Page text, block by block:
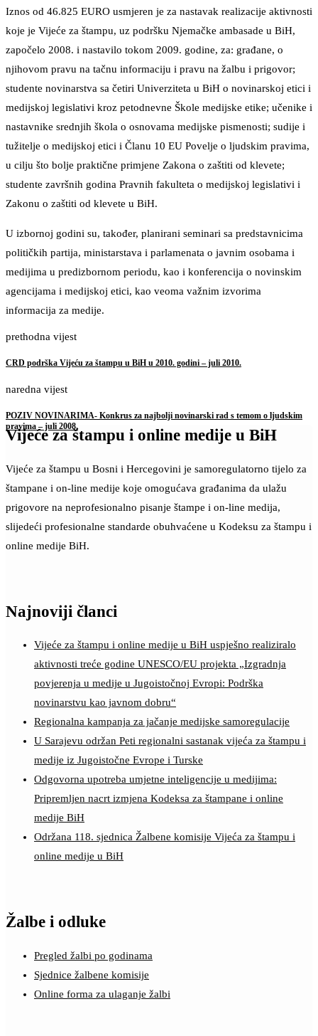
Iznos od 46.825 EURO usmjeren je za nastavak realizacije aktivnosti
koje je Vijeće za štampu, uz podršku Njemačke ambasade u BiH,
započelo 2008. i nastavilo tokom 2009. godine, za: građane, o
njihovom pravu na tačnu informaciju i pravu na žalbu i prigovor;
studente novinarstva sa četiri Univerziteta u BiH o novinarskoj etici i
medijskoj legislativi kroz petodnevne Škole medijske etike; učenike i
nastavnike srednjih škola o osnovama medijske pismenosti; sudije i
tužitelje o medijskoj etici i Članu 10 EU Povelje o ljudskim pravima,
u cilju što bolje praktične primjene Zakona o zaštiti od klevete;
studente završnih godina Pravnih fakulteta o medijskoj legislativi i
Zakonu o zaštiti od klevete u BiH.
U izbornoj godini su, također, planirani seminari sa predstavnicima
političkih partija, ministarstava i parlamenata o javnim osobama i
medijima u predizbornom periodu, kao i konferencija o novinskim
agencijama i medijskoj etici, kao veoma važnim izvorima
informacija za medije.
prethodna vijest
CRD podrška Vijeću za štampu u BiH u 2010. godini – juli 2010.
naredna vijest
POZIV NOVINARIMA- Konkrus za najbolji novinarski rad s temom o ljudskim
pravima – juli 2008.
Vijeće za štampu i online medije u BiH
Vijeće za štampu u Bosni i Hercegovini je samoregulatorno tijelo za
štampane i on-line medije koje omogućava građanima da ulažu
prigovore na neprofesionalno pisanje štampe i on-line medija,
slijedeći profesionalne standarde obuhvaćene u Kodeksu za štampu i
online medije BiH.
Najnoviji članci
Vijeće za štampu i online medije u BiH uspješno realiziralo
aktivnosti treće godine UNESCO/EU projekta „Izgradnja
povjerenja u medije u Jugoistočnoj Evropi: Podrška
novinarstvu kao javnom dobru“
Regionalna kampanja za jačanje medijske samoregulacije
U Sarajevu održan Peti regionalni sastanak vijeća za štampu i
medije iz Jugoistočne Evrope i Turske
Odgovorna upotreba umjetne inteligencije u medijima:
Pripremljen nacrt izmjena Kodeksa za štampane i online
medije BiH
Održana 118. sjednica Žalbene komisije Vijeća za štampu i
online medije u BiH
Žalbe i odluke
Pregled žalbi po godinama
Sjednice žalbene komisije
Online forma za ulaganje žalbi